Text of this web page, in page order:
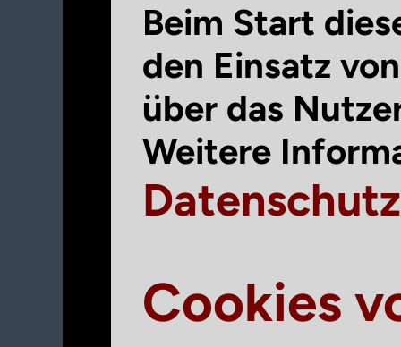
Beim Start
den Einsatz
über das
Weitere
Cookies